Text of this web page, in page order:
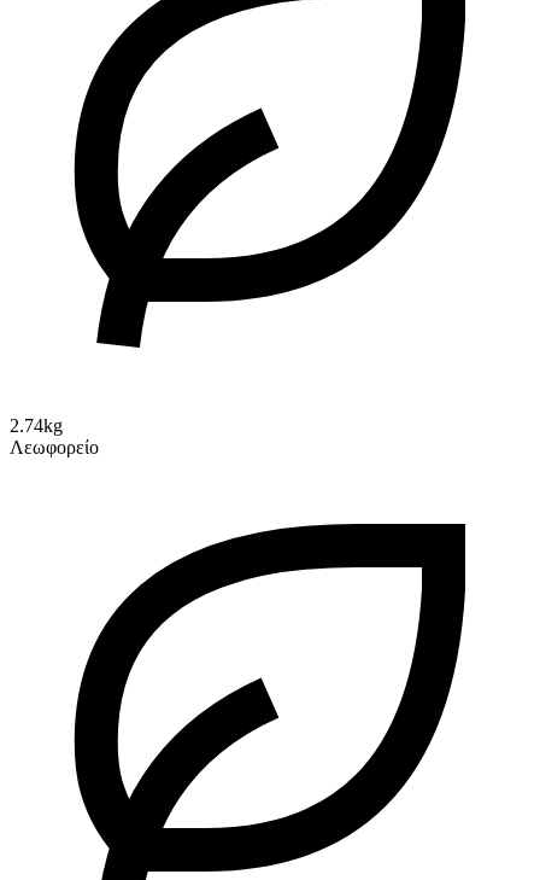
2.74kg
Λεωφορείο